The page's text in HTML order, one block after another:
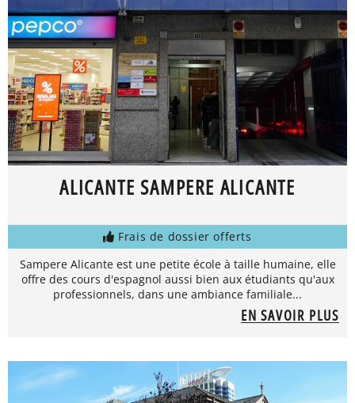
ALICANTE SAMPERE ALICANTE
Frais de dossier offerts
Sampere Alicante est une petite école à taille humaine, elle
offre des cours d'espagnol aussi bien aux étudiants qu'aux
professionnels, dans une ambiance familiale...
EN SAVOIR PLUS